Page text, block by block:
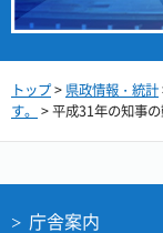
トップ> 県政情報・統計
す。 > 平成31年の知事
庁舎案内